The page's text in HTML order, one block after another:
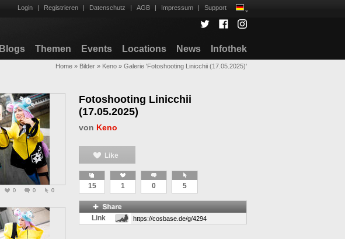
Login | Registrieren | Datenschutz | AGB | Impressum | Support
Blogs Themen Events Locations News Infothek
Home » Bilder » Keno » Galerie 'Fotoshooting Linicchii (17.05.2025)'
Fotoshooting Linicchii
(17.05.2025)
von Keno
15 1 0 5
Link
0 0 0